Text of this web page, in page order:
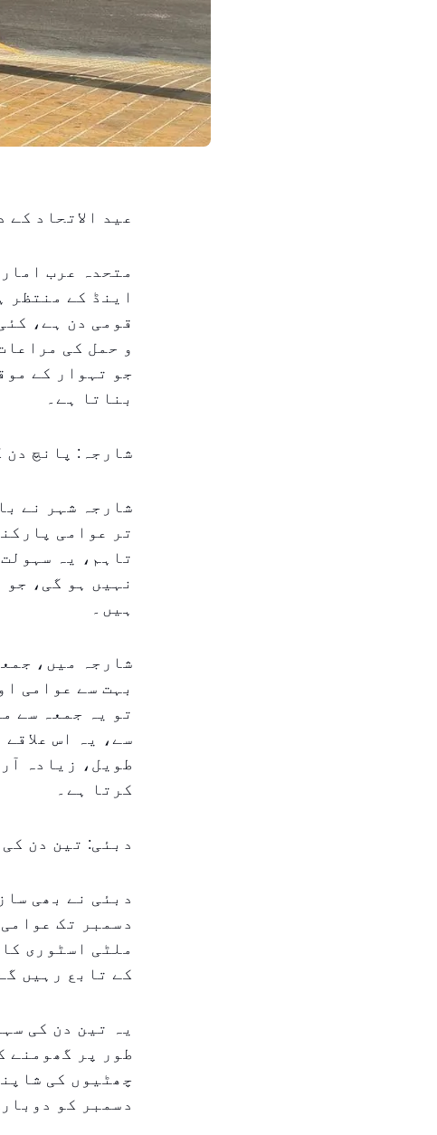
عید الاتحاد
متحدہ عرب
اینڈ کے منتظر
قومی دن ہے،
و حمل کی
جو تہوار کے
بناتا ہے۔
شارجہ: پانچ دن
تر عوامی
تاہم، یہ
نہیں ہو گی،
ہیں۔
شارجہ میں،
بہت سے عوامی
تو یہ جمعہ سے
سے، یہ اس
طویل، زیادہ
کرتا ہے۔
دبئی: تین دن
دسمبر تک
کے تابع رہیں
یہ تین دن کی
طور پر گھومنے
دسمبر کو